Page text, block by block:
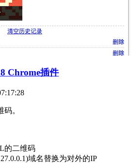
Chrome插件
。
的二维码
域名替换为对外的IP